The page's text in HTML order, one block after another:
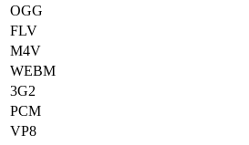
OGG
FLV
M4V
WEBM
3G2
PCM
VP8